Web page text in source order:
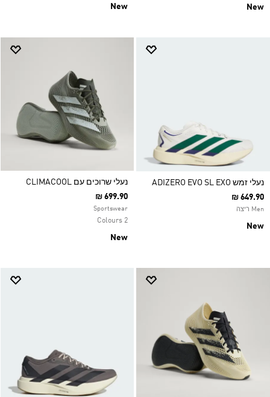
New
New
נעלי זמש ADIZERO EVO SL EXO
₪ 649.90
Men ריצה
New
נעלי שרוכים עם CLIMACOOL
₪ 699.90
Sportswear
2 Colours
New